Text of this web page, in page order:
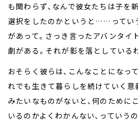
も関わらず、なんで彼女たちは子を
選択をしたのかというと……ってい
があって。さっき言ったアバンタイ
劇がある。それが影を落としている
おそらく彼らは、こんなことになっ
れでも生きて暮らしを続けていく意
みたいなものがないと、何のために
いるのかよくわかんない、っていう